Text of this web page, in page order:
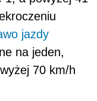
jazdy
na jeden,
70 km/h